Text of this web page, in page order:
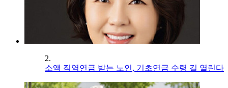
2.
소액 직역연금 받는 노인, 기초연금 수령 길 열린다